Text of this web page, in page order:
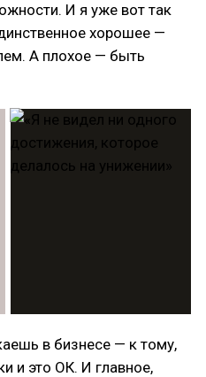
И я уже вот так
хорошее —
А плохое — быть
в бизнесе — к тому,
и это ОК. И главное,